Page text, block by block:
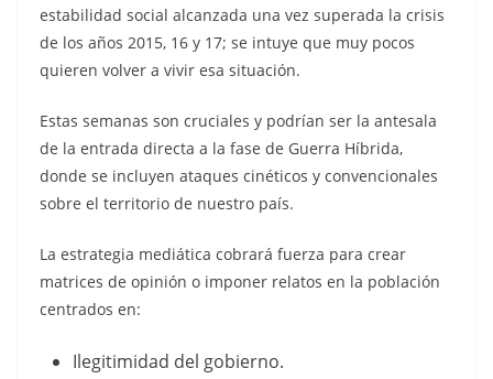
estabilidad social alcanzada una vez superada la crisis
de los años 2015, 16 y 17; se intuye que muy pocos
quieren volver a vivir esa situación.
Estas semanas son cruciales y podrían ser la antesala
de la entrada directa a la fase de Guerra Híbrida,
donde se incluyen ataques cinéticos y convencionales
sobre el territorio de nuestro país.
La estrategia mediática cobrará fuerza para crear
matrices de opinión o imponer relatos en la población
centrados en:
Ilegitimidad del gobierno.